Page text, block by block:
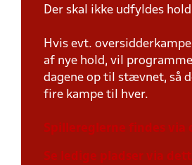
Der skal ikke udfyldes
Hvis evt.
af nye hold, vil
dagene op til stævnet, så
fire kampe til hver.
Spillereglerne findes via
Se ledige pladser via